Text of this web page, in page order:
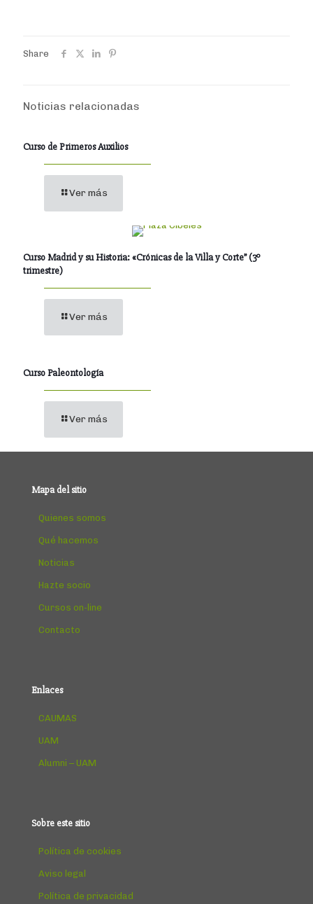
Share
Noticias relacionadas
Curso de Primeros Auxilios
Ver más
Curso Madrid y su Historia: «Crónicas de la Villa y Corte” (3º
trimestre)
Ver más
Curso Paleontología
Ver más
Mapa del sitio
Quienes somos
Qué hacemos
Noticias
Hazte socio
Cursos on-line
Contacto
Enlaces
CAUMAS
UAM
Alumni – UAM
Sobre este sitio
Política de cookies
Aviso legal
Política de privacidad